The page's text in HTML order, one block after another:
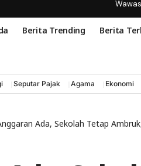
Berita Trending Berita
Seputar Pajak Agama Ekonomi
Ada, Sekolah Tetap